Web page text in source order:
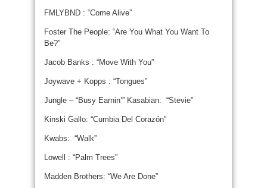
FMLYBND : “Come Alive”
Foster The People: “Are You What You Want To
Be?”
Jacob Banks : “Move With You”
Joywave + Kopps : “Tongues”
Jungle – “Busy Earnin’” Kasabian: “Stevie”
Kinski Gallo: “Cumbia Del Corazón”
Kwabs: “Walk”
Lowell : “Palm Trees”
Madden Brothers: “We Are Done”